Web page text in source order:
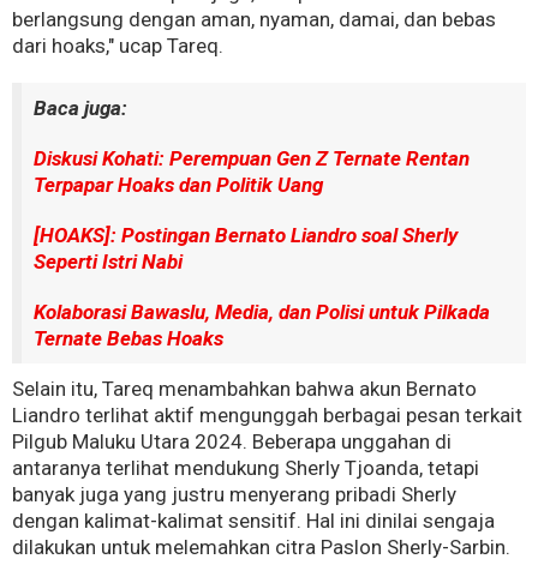
berlangsung dengan aman, nyaman, damai, dan bebas
dari hoaks," ucap Tareq.
Baca juga:
Diskusi Kohati: Perempuan Gen Z Ternate Rentan
Terpapar Hoaks dan Politik Uang
[HOAKS]: Postingan Bernato Liandro soal Sherly
Seperti Istri Nabi
Kolaborasi Bawaslu, Media, dan Polisi untuk Pilkada
Ternate Bebas Hoaks
Selain itu, Tareq menambahkan bahwa akun Bernato
Liandro terlihat aktif mengunggah berbagai pesan terkait
Pilgub Maluku Utara 2024. Beberapa unggahan di
antaranya terlihat mendukung Sherly Tjoanda, tetapi
banyak juga yang justru menyerang pribadi Sherly
dengan kalimat-kalimat sensitif. Hal ini dinilai sengaja
dilakukan untuk melemahkan citra Paslon Sherly-Sarbin.